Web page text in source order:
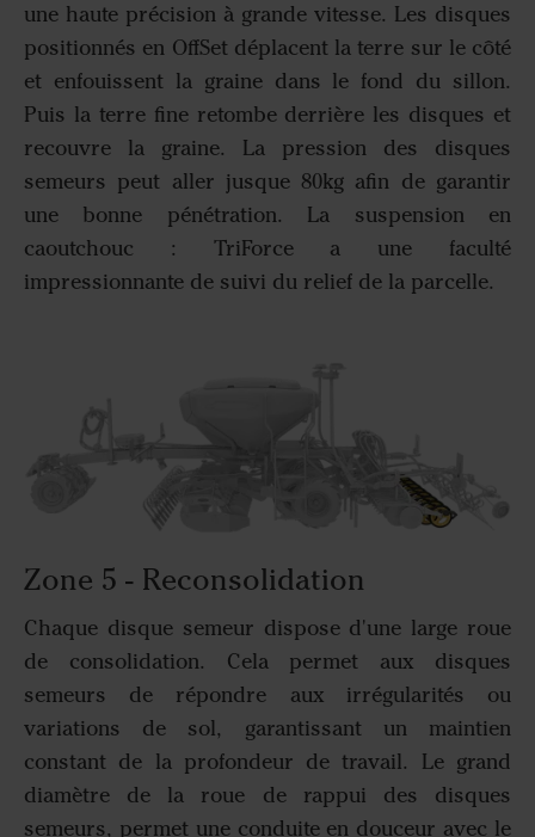
une haute précision à grande vitesse. Les disques
positionnés en OffSet déplacent la terre sur le côté
et enfouissent la graine dans le fond du sillon.
Puis la terre fine retombe derrière les disques et
recouvre la graine. La pression des disques
semeurs peut aller jusque 80kg afin de garantir
une bonne pénétration. La suspension en
caoutchouc : TriForce a une faculté
impressionnante de suivi du relief de la parcelle.
Zone 5 - Reconsolidation
Chaque disque semeur dispose d'une large roue
de consolidation. Cela permet aux disques
semeurs de répondre aux irrégularités ou
variations de sol, garantissant un maintien
constant de la profondeur de travail. Le grand
diamètre de la roue de rappui des disques
semeurs, permet une conduite en douceur avec le